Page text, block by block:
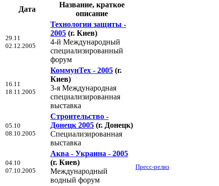
Дата
Название, краткое
описание
29.11
02.12.2005
Технологии защиты -
2005 (г. Киев)
4-й Международный
специализированный
форум
16.11
18.11.2005
КоммунТех - 2005 (г.
Киев)
3-я Международная
специализированная
выставка
05.10
08.10.2005
Строительство -
Донецк 2005 (г. Донецк)
Специализированная
выставка
04.10
07.10.2005
Аква - Украина - 2005
(г. Киев)
Международный
водный форум
Пресс-релиз